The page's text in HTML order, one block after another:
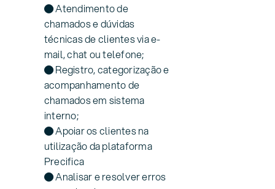
● Atendimento de
chamados e dúvidas
técnicas de clientes via e-
mail, chat ou telefone;
● Registro, categorização e
acompanhamento de
chamados em sistema
interno;
● Apoiar os clientes na
utilização da plataforma
Precifica
● Analisar e resolver erros